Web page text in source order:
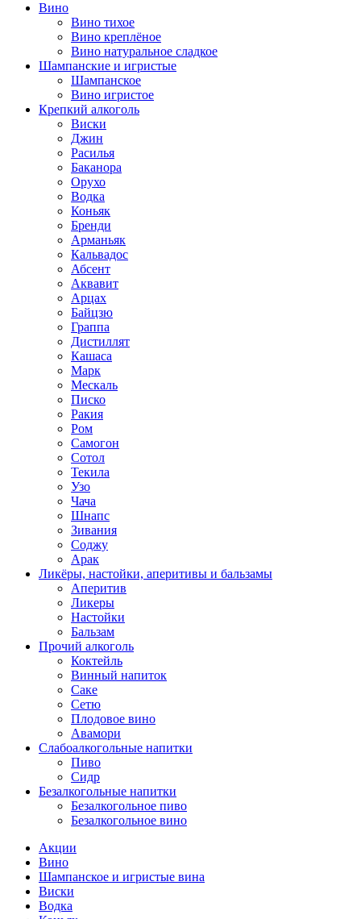
Вино
Вино тихое
Вино креплёное
Вино натуральное сладкое
Шампанские и игристые
Шампанское
Вино игристое
Крепкий алкоголь
Виски
Джин
Расилья
Баканора
Орухо
Водка
Коньяк
Бренди
Арманьяк
Кальвадос
Абсент
Аквавит
Арцах
Байцзю
Граппа
Дистиллят
Кашаса
Марк
Мескаль
Писко
Ракия
Ром
Самогон
Сотол
Текила
Узо
Чача
Шнапс
Зивания
Соджу
Арак
Ликёры, настойки, аперитивы и бальзамы
Аперитив
Ликеры
Настойки
Бальзам
Прочий алкоголь
Коктейль
Винный напиток
Саке
Сетю
Плодовое вино
Авамори
Слабоалкогольные напитки
Пиво
Сидр
Безалкогольные напитки
Безалкогольное пиво
Безалкогольное вино
Акции
Вино
Шампанское и игристые вина
Виски
Водка